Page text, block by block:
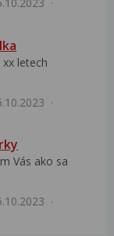
xx letech
Vás ako sa